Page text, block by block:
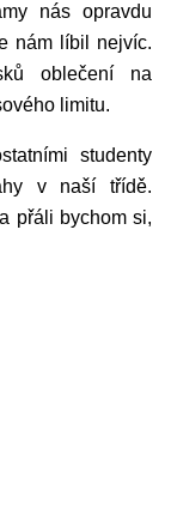
nás opravdu
nám líbil nejvíc.
oblečení na
limitu.
studenty
v naší třídě.
přáli bychom si,